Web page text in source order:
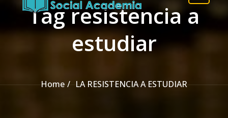
Tag resistencia a
estudiar
Home LA RESISTENCIA A ESTUDIAR